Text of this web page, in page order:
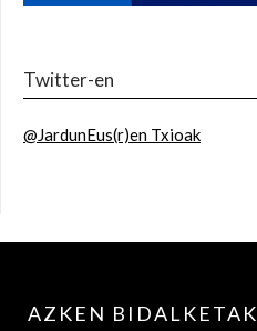
Twitter-en
@JardunEus(r)en Txioak
AZKEN BIDALKETAK